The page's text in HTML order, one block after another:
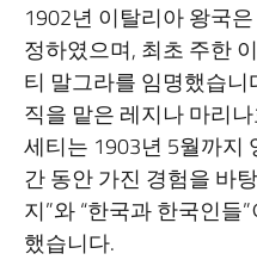
1902년 이탈리아 왕국
정하였으며, 최초 주한
티 말그라를 임명했습
직을 맡은 레지나 마리
세티는 1903년 5월까지
간 동안 가진 경험을 바
지”와 “한국과 한국인들
했습니다.